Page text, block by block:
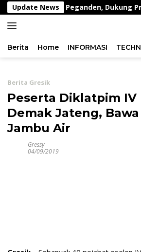
Langsung
ke
konten
Update News
di Desa Peganden, Dukung
Berita Home INFORMASI
Berita Gresik
Peserta Diklatpim IV
Demak Jateng,
Jambu Air
Gressy
04/09/2019